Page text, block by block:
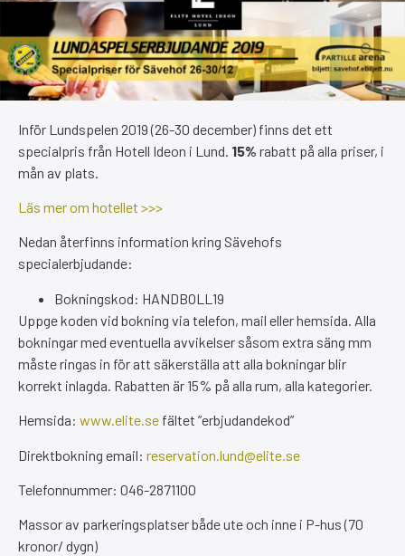
Inför Lundspelen 2019 (26-30 december) finns det ett
specialpris från Hotell Ideon i Lund. 15% rabatt på alla priser, i
mån av plats.
Läs mer om hotellet >>>
Nedan återfinns information kring Sävehofs
specialerbjudande:
Bokningskod: HANDBOLL19
Uppge koden vid bokning via telefon, mail eller hemsida. Alla
bokningar med eventuella avvikelser såsom extra säng mm
måste ringas in för att säkerställa att alla bokningar blir
korrekt inlagda. Rabatten är 15% på alla rum, alla kategorier.
Hemsida: www.elite.se fältet ”erbjudandekod”
Direktbokning email: reservation.lund@elite.se
Telefonnummer: 046-2871100
Massor av parkeringsplatser både ute och inne i P-hus (70
kronor/ dygn)